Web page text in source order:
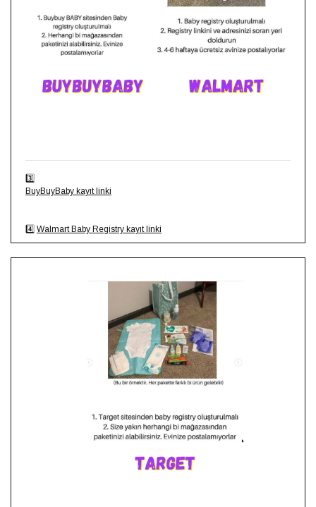
3️⃣
BuyBuyBaby kayıt linki
4️⃣ Walmart Baby Registry kayıt linki